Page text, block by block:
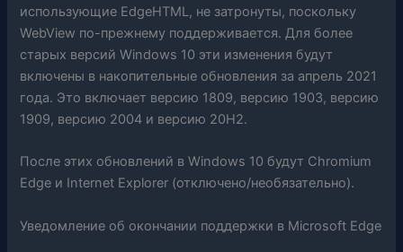
использующие EdgeHTML, не затронуты, поскольку
WebView по-прежнему поддерживается. Для более
старых версий Windows 10 эти изменения будут
включены в накопительные обновления за апрель 2021
года. Это включает версию 1809, версию 1903, версию
1909, версию 2004 и версию 20H2.
После этих обновлений в Windows 10 будут Chromium
Edge и Internet Explorer (отключено/необязательно).
Уведомление об окончании поддержки в Microsoft Edge